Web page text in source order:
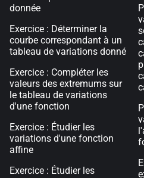
donnée
Exercice : Déterminer la
courbe correspondant à un
tableau de variations donné
Exercice : Compléter les
valeurs des extremums sur
le tableau de variations
d'une fonction
Exercice : Étudier les
variations d'une fonction
affine
Exercice : Étudier les